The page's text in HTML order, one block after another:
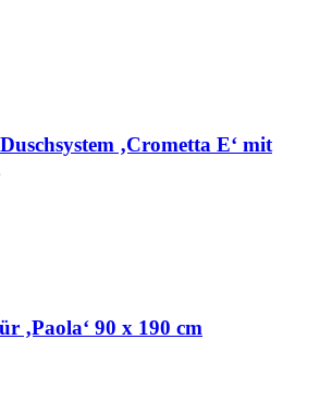
‚Crometta E‘ mit
‚Paola‘ 90 x 190 cm